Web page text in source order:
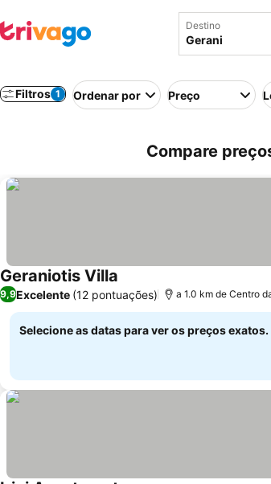
Destino
Filtros 1 Ordenar por Preço
Compare
Geraniotis Villa
9,9Excelente (12 pontuações) a 1.0 km de Centro
Selecione as datas para ver os preços exatos.